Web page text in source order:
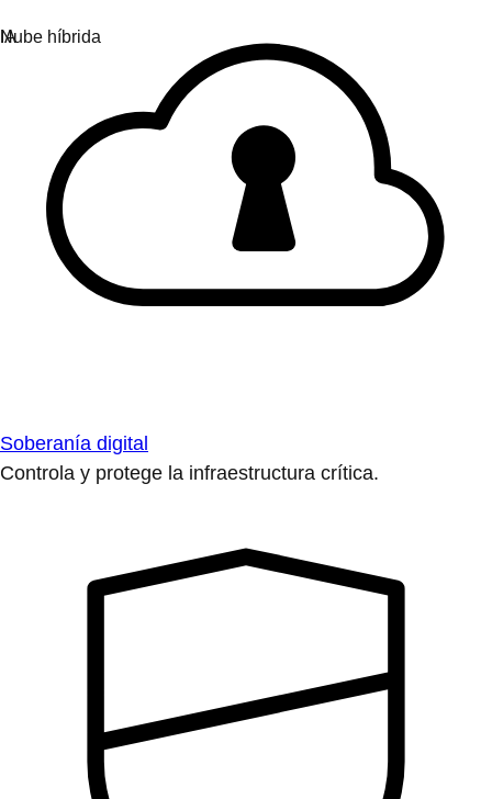
Soberanía digital
Controla y protege la infraestructura crítica.